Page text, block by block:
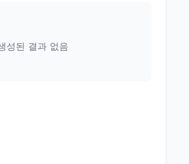
성된 결과 없음